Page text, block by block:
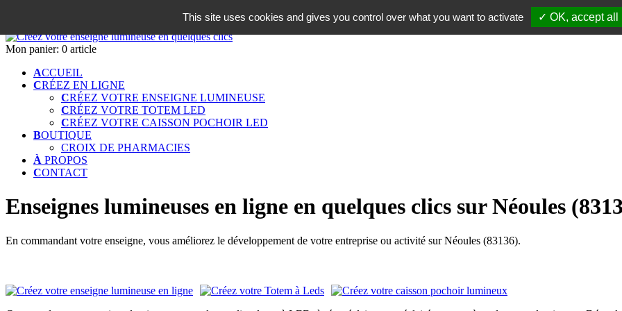
Mon panier: 0 article
ACCUEIL
CRÉEZ EN LIGNE
CRÉEZ VOTRE ENSEIGNE LUMINEUSE
CRÉEZ VOTRE TOTEM LED
CRÉEZ VOTRE CAISSON POCHOIR LED
BOUTIQUE
CROIX DE PHARMACIES
À PROPOS
CONTACT
Enseignes lumineuses en ligne en quelques clics sur Néoules
En commandant votre enseigne, vous améliorez le développement de votre entreprise ou activité sur Néoules (83136).
This site uses cookies and gives you control over what you want to activate ✓ OK, accept all